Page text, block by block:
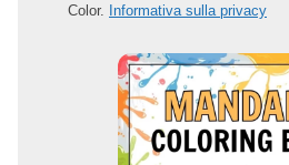
Color. Informativa sulla privacy